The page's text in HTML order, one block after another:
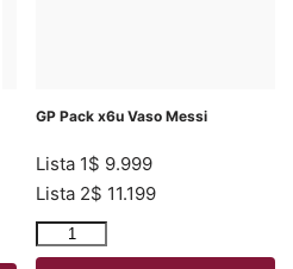
GP Pack x6u Vaso Messi
Lista 1$ 9.999
Lista 2$ 11.199